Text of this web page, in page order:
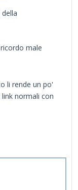
male
li rende un po'
normali con